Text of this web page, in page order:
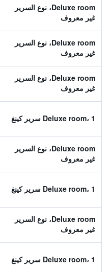
Deluxe room، نوع السرير
غير معروف
Deluxe room، نوع السرير
غير معروف
Deluxe room، نوع السرير
غير معروف
Deluxe room، 1 سرير كينغ
Deluxe room، نوع السرير
غير معروف
Deluxe room، 1 سرير كينغ
Deluxe room، نوع السرير
غير معروف
Deluxe room، 1 سرير كينغ